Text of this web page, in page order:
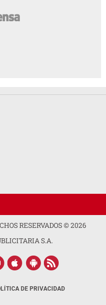
RESERVADOS ©2026
S.A.
DE PRIVACIDAD